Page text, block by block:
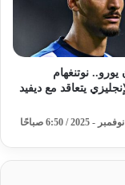
يورو.. نوتنغهام
يتعاقد مع ديفيد